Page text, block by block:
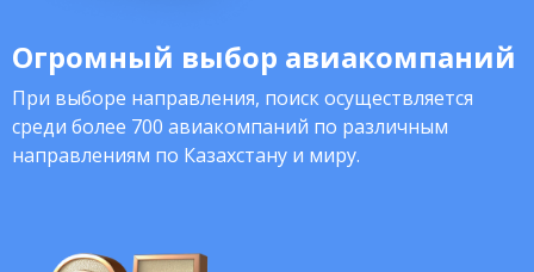
Огромный выбор авиакомпаний
При выборе направления, поиск осуществляется
среди более 700 авиакомпаний по различным
направлениям по Казахстану и миру.